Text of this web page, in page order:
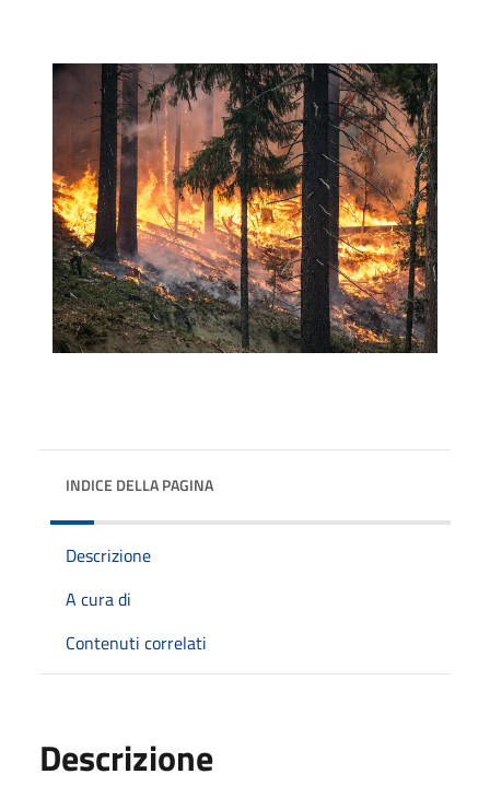
INDICE DELLA PAGINA
Descrizione
A cura di
Contenuti correlati
Descrizione